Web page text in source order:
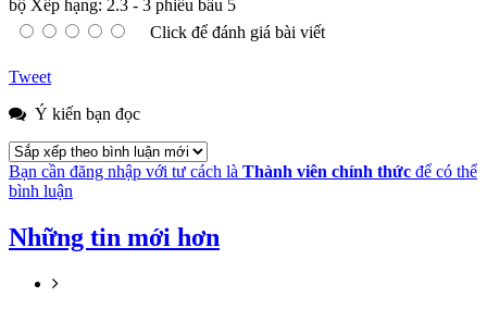
bộ Xếp hạng: 2.3 - 3 phiếu bầu 5
Click để đánh giá bài viết
Tweet
Ý kiến bạn đọc
Bạn cần đăng nhập với tư cách là Thành viên chính thức để có thể
bình luận
Những tin mới hơn